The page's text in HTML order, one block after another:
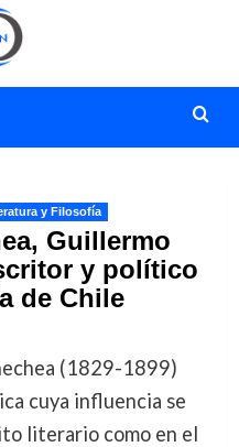
y Filosofía
Guillermo
y político
de Chile
(1829-1899)
cuya influencia se
literario como en el